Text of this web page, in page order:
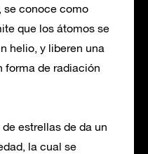
se conoce como
que los átomos se
helio, y liberen una
forma de radiación
estrellas de da un
la cual se